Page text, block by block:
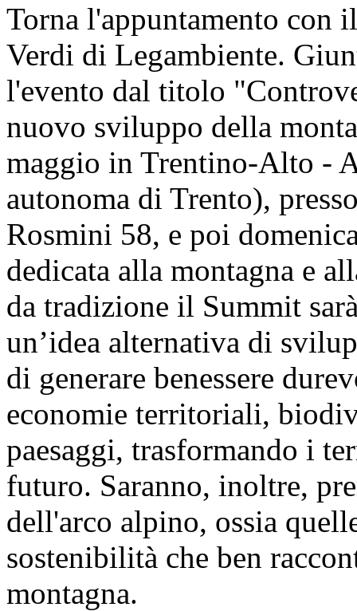
Torna l'appuntamento con
Verdi di Legambiente.
l'evento dal titolo
nuovo sviluppo della
maggio in Trentino-Alto -
autonoma di Trento),
Rosmini 58, e poi
dedicata alla montagna e
da tradizione il Summit
un’idea alternativa di
di generare benessere
economie territoriali,
paesaggi, trasformando i
futuro. Saranno, inoltre,
dell'arco alpino, ossia
sostenibilità che ben
montagna.